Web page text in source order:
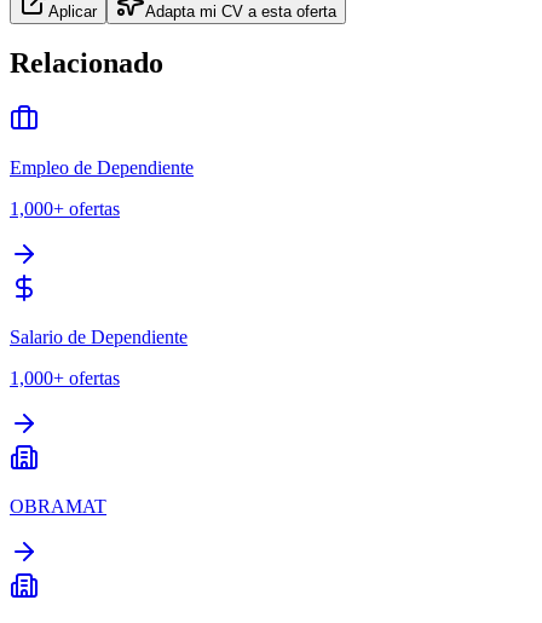
Aplicar Adapta mi CV a esta oferta
Relacionado
Empleo de Dependiente
1,000+ ofertas
Salario de Dependiente
1,000+ ofertas
OBRAMAT